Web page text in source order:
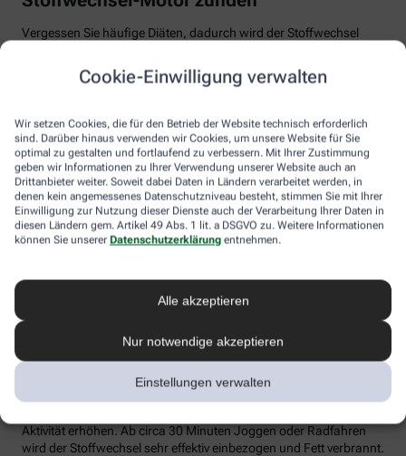
Cookie-Einwilligung verwalten
Wir setzen Cookies, die für den Betrieb der Website technisch erforderlich
sind. Darüber hinaus verwenden wir Cookies, um unsere Website für Sie
optimal zu gestalten und fortlaufend zu verbessern. Mit Ihrer Zustimmung
geben wir Informationen zu Ihrer Verwendung unserer Website auch an
Drittanbieter weiter. Soweit dabei Daten in Ländern verarbeitet werden, in
denen kein angemessenes Datenschutzniveau besteht, stimmen Sie mit Ihrer
Einwilligung zur Nutzung dieser Dienste auch der Verarbeitung Ihrer Daten in
diesen Ländern gem. Artikel 49 Abs. 1 lit. a DSGVO zu. Weitere Informationen
können Sie unserer Datenschutzerklärung entnehmen.
Alle akzeptieren
Nur notwendige akzeptieren
Einstellungen verwalten
Vergessen Sie häufige Diäten, dadurch wird der Stoffwechsel
Energiebedarf einstellt. Auch Fast Food und Fertiggerichte sollten
vom Speiseplan gestrichen werden. Studien zeigen, dass der
weniger Energie benötigt als für unverarbeitete.
Tim Hollstein rät zu einer proteinreichen Ernährung (Vorsicht bei
Vorerkrankungen wie Nierenleiden!). Denn Proteine sind nicht nur
gut für den Muskelaufbau, der Körper benötigt auch viel Energie,
um Eiweiß abzubauen. Das regt den Stoffwechsel an. Proteine
stecken vor allem in magerem Fleisch, Fisch und Milchprodukten
wie Quark und Skyr. Auch sogenannte thermogene Lebensmittel
In Bewegung kommen
Der richtige Mix macht’s
Ohne regelmäßige Bewegung purzeln die Pfunde meistens nicht.
Aktivität erhöhen. Ab circa 30 Minuten Joggen oder Radfahren
wird der Stoffwechsel sehr effektiv einbezogen und Fett verbrannt.